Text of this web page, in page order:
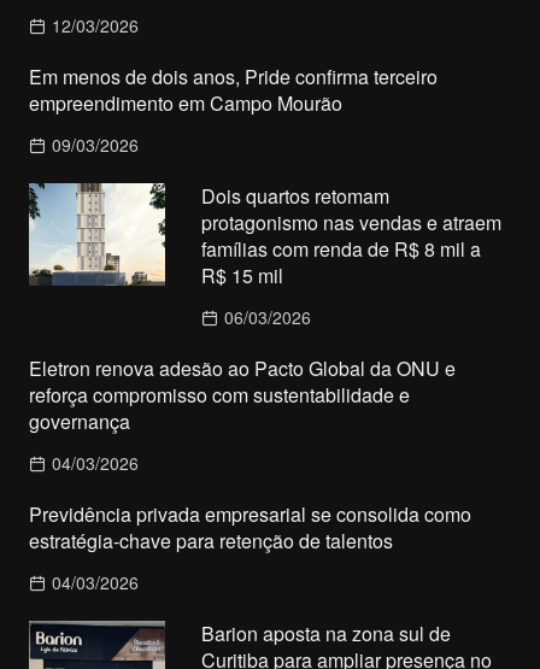
12/03/2026
Em menos de dois anos, Pride confirma terceiro
empreendimento em Campo Mourão
09/03/2026
Dois quartos retomam
protagonismo nas vendas e atraem
famílias com renda de R$ 8 mil a
R$ 15 mil
06/03/2026
Eletron renova adesão ao Pacto Global da ONU e
reforça compromisso com sustentabilidade e
governança
04/03/2026
Previdência privada empresarial se consolida como
estratégia-chave para retenção de talentos
04/03/2026
Barion aposta na zona sul de
Curitiba para ampliar presença no